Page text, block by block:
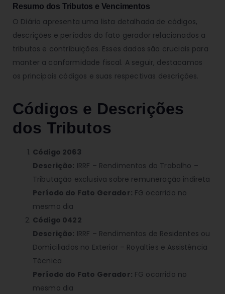
Resumo dos Tributos e Vencimentos
O Diário apresenta uma lista detalhada de códigos,
descrições e períodos do fato gerador relacionados a
tributos e contribuições. Esses dados são cruciais para
manter a conformidade fiscal. A seguir, destacamos
os principais códigos e suas respectivas descrições.
Códigos e Descrições
dos Tributos
Código 2063
Descrição: IRRF – Rendimentos do Trabalho –
Tributação exclusiva sobre remuneração indireta
Período do Fato Gerador: FG ocorrido no
mesmo dia
Código 0422
Descrição: IRRF – Rendimentos de Residentes ou
Domiciliados no Exterior – Royalties e Assistência
Técnica
Período do Fato Gerador: FG ocorrido no
mesmo dia